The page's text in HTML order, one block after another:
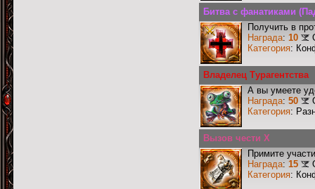
Битва с фанатиками
Получить в
Награда: 10
Категория:
Владелец Турагентства
А вы умеете
Награда: 50
Категория:
Вызов чести X
Примите
Награда: 15
Категория: